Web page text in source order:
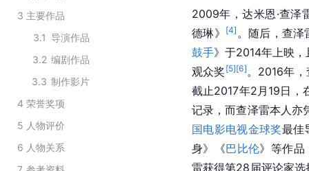
3 主要作品
3.1 导演作品
3.2 编剧作品
3.3 制作影片
4 荣誉奖项
5 人物评价
6 人物关系
2009年，达米恩·查泽
德琳》
[4] 。随后，查
鼓手》于2014年上映
观众奖 [5][6] 。2016年
截止2017年2月19日，
记录，而查泽雷本人亦
国电影电视金球奖最佳
身》《巴比伦》等作品
雷获得第28届评论家选